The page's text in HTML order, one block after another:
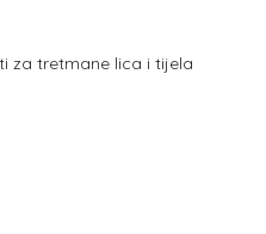
za tretmane lica i tijela